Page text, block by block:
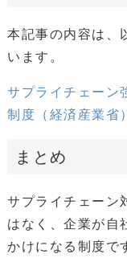
本記事の内容は、
います。
サプライチェーン
制度（経済産業省）
まとめ
サプライチェーン
はなく、企業が自
かけになる制度で